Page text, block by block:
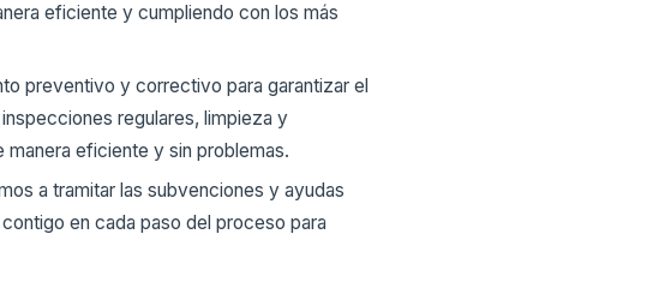
eficiente y cumpliendo con los más
preventivo y correctivo para garantizar el
regulares, limpieza y
eficiente y sin problemas.
a tramitar las subvenciones y ayudas
en cada paso del proceso para